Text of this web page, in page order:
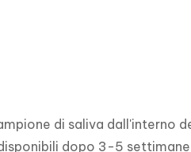
di saliva dall'interno
dopo 3-5